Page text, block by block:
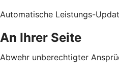
Automatische Leistungs-
An Ihrer Seite
Abwehr unberechtigter